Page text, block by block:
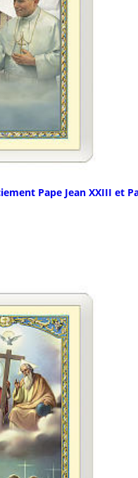
Pape Jean XXIII et